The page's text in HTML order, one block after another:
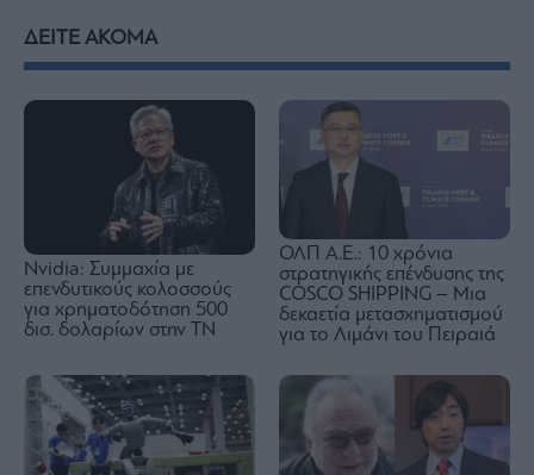
ΔΕΙΤΕ ΑΚΟΜΑ
Nvidia: Συμμαχία με
επενδυτικούς κολοσσούς
για χρηματοδότηση 500
δισ. δολαρίων στην ΤΝ
ΟΛΠ Α.Ε.: 10 χρόνια
στρατηγικής επένδυσης της
COSCO SHIPPING – Μια
δεκαετία μετασχηματισμού
για το Λιμάνι του Πειραιά